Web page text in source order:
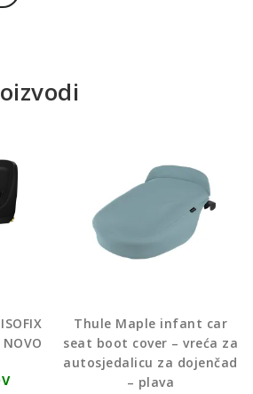
Thule Maple infant car
seat boot cover – vreća za
autosjedalicu za dojenčad
– plava